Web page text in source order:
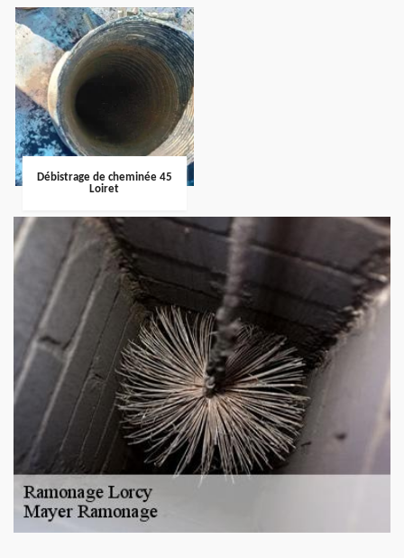
Débistrage de cheminée 45
Loiret